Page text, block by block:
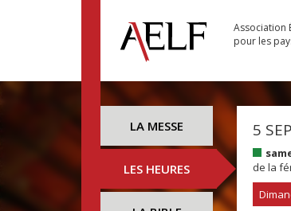
Association
pour les
LA MESSE
LES HEURES
5
de la